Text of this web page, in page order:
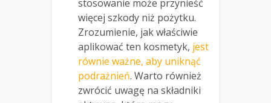
stosowanie może przynieść
więcej szkody niż pożytku.
Zrozumienie, jak właściwie
aplikować ten kosmetyk, jest
równie ważne, aby uniknąć
podrażnień. Warto również
zwrócić uwagę na składniki